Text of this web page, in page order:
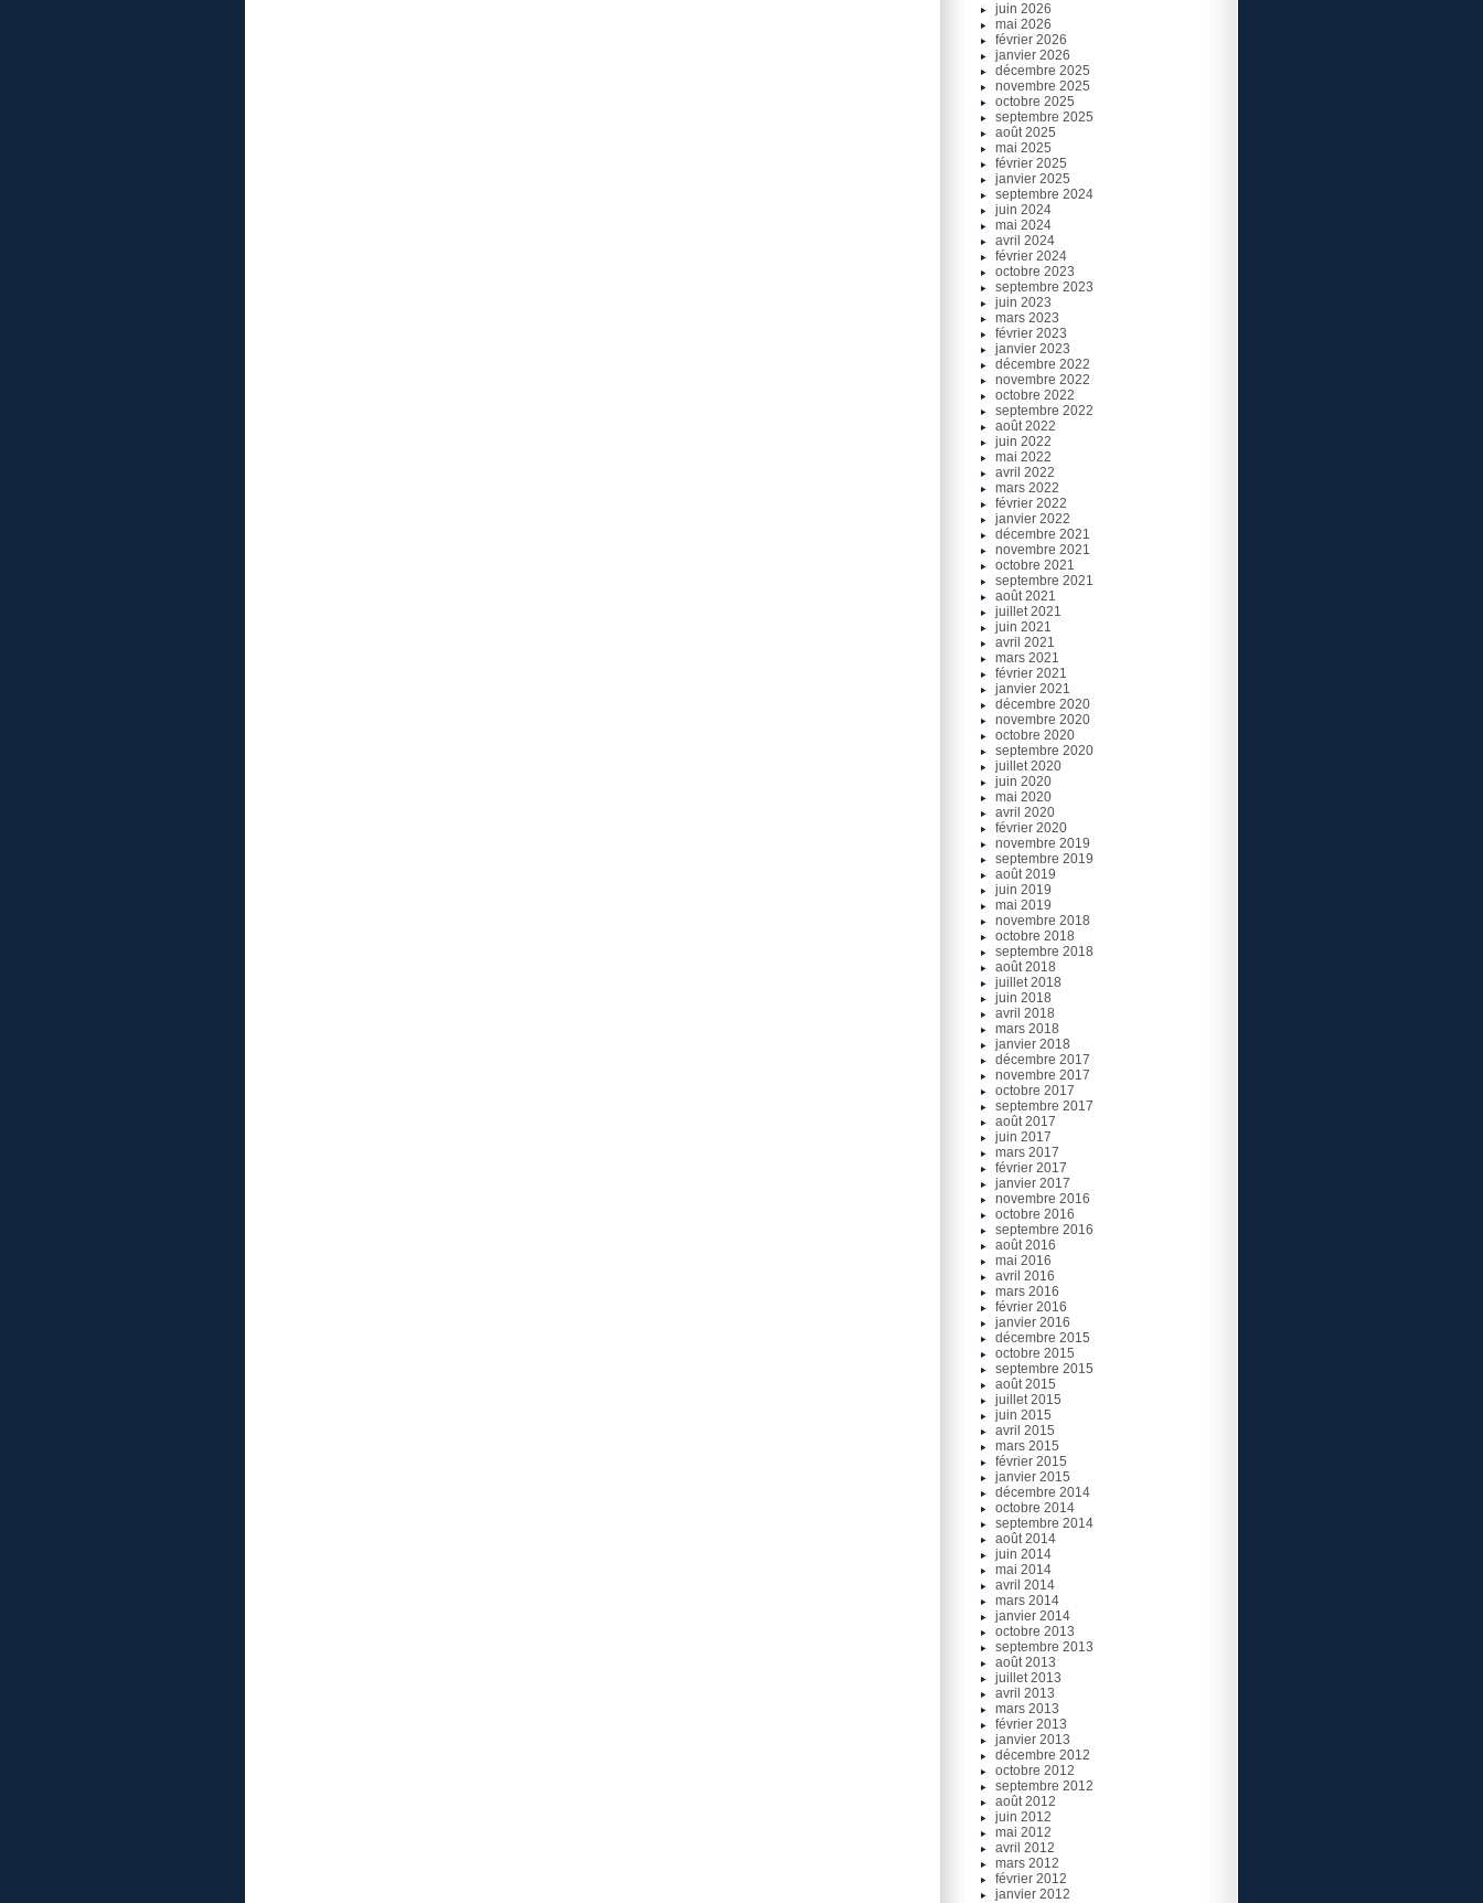
juin 2026
mai 2026
février 2026
janvier 2026
décembre 2025
novembre 2025
octobre 2025
septembre 2025
août 2025
mai 2025
février 2025
janvier 2025
septembre 2024
juin 2024
mai 2024
avril 2024
février 2024
octobre 2023
septembre 2023
juin 2023
mars 2023
février 2023
janvier 2023
décembre 2022
novembre 2022
octobre 2022
septembre 2022
août 2022
juin 2022
mai 2022
avril 2022
mars 2022
février 2022
janvier 2022
décembre 2021
novembre 2021
octobre 2021
septembre 2021
août 2021
juillet 2021
juin 2021
avril 2021
mars 2021
février 2021
janvier 2021
décembre 2020
novembre 2020
octobre 2020
septembre 2020
juillet 2020
juin 2020
mai 2020
avril 2020
février 2020
novembre 2019
septembre 2019
août 2019
juin 2019
mai 2019
novembre 2018
octobre 2018
septembre 2018
août 2018
juillet 2018
juin 2018
avril 2018
mars 2018
janvier 2018
décembre 2017
novembre 2017
octobre 2017
septembre 2017
août 2017
juin 2017
mars 2017
février 2017
janvier 2017
novembre 2016
octobre 2016
septembre 2016
août 2016
mai 2016
avril 2016
mars 2016
février 2016
janvier 2016
décembre 2015
octobre 2015
septembre 2015
août 2015
juillet 2015
juin 2015
avril 2015
mars 2015
février 2015
janvier 2015
décembre 2014
octobre 2014
septembre 2014
août 2014
juin 2014
mai 2014
avril 2014
mars 2014
janvier 2014
octobre 2013
septembre 2013
août 2013
juillet 2013
avril 2013
mars 2013
février 2013
janvier 2013
décembre 2012
octobre 2012
septembre 2012
août 2012
juin 2012
mai 2012
avril 2012
mars 2012
février 2012
janvier 2012